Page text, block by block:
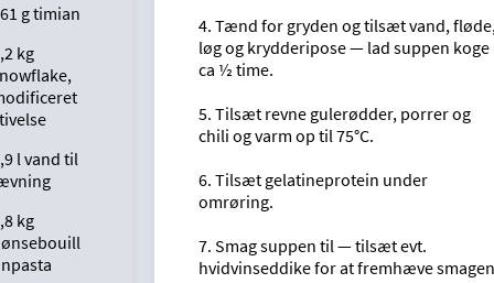
g timian
kg
l vand til
kg
4. Tænd for gryden og tilsæt vand, fløde,
løg og krydderipose — lad suppen koge
ca ½ time.
5. Tilsæt revne gulerødder, porrer og
chili og varm op til 75°C.
6. Tilsæt gelatineprotein under
omrøring.
7. Smag suppen til — tilsæt evt.
hvidvinseddike for at fremhæve